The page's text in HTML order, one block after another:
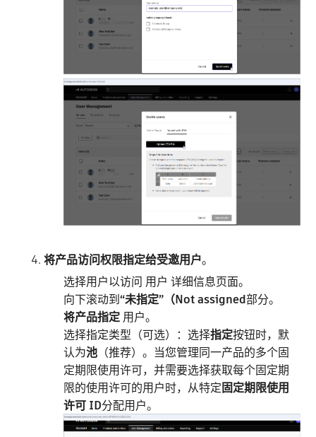
将产品访问权限指定给受邀用户。
选择用户以访问 用户 详细信息页面。
向下滚动到“未指定”（Not assigned部分。
将产品指定 用户。
选择指定类型（可选）：选择指定按钮时，默
认为池 （推荐）。当您管理同一产品的多个固
定期限使用许可，并需要选择获取每个固定期
限的使用许可的用户时，从特定固定期限使用
许可 ID分配用户。